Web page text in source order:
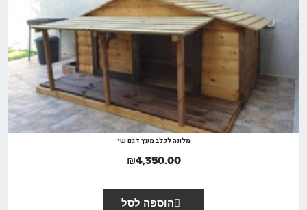
מלונה לכלב מעץ דגם שי
₪4,350.00
הוספה לסל